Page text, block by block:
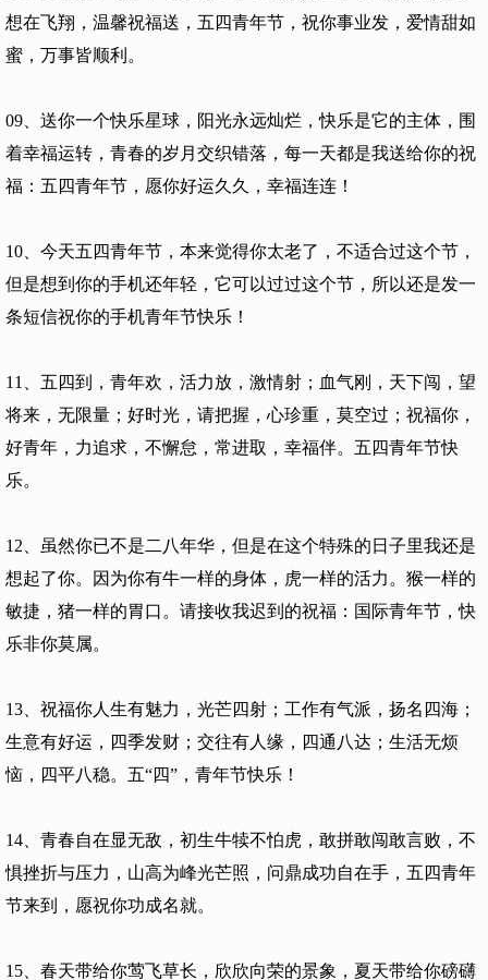
想在飞翔，温馨祝福送，五四青年节，祝你事业发，爱情甜如
蜜，万事皆顺利。
09、送你一个快乐星球，阳光永远灿烂，快乐是它的主体，围
着幸福运转，青春的岁月交织错落，每一天都是我送给你的祝
福：五四青年节，愿你好运久久，幸福连连！
10、今天五四青年节，本来觉得你太老了，不适合过这个节，
但是想到你的手机还年轻，它可以过过这个节，所以还是发一
条短信祝你的手机青年节快乐！
11、五四到，青年欢，活力放，激情射；血气刚，天下闯，望
将来，无限量；好时光，请把握，心珍重，莫空过；祝福你，
好青年，力追求，不懈怠，常进取，幸福伴。五四青年节快
乐。
12、虽然你已不是二八年华，但是在这个特殊的日子里我还是
想起了你。因为你有牛一样的身体，虎一样的活力。猴一样的
敏捷，猪一样的胃口。请接收我迟到的祝福：国际青年节，快
乐非你莫属。
13、祝福你人生有魅力，光芒四射；工作有气派，扬名四海；
生意有好运，四季发财；交往有人缘，四通八达；生活无烦
恼，四平八稳。五“四”，青年节快乐！
14、青春自在显无敌，初生牛犊不怕虎，敢拼敢闯敢言败，不
惧挫折与压力，山高为峰光芒照，问鼎成功自在手，五四青年
节来到，愿祝你功成名就。
15、春天带给你莺飞草长，欣欣向荣的景象，夏天带给你磅礴